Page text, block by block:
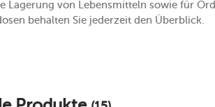
Lagerung von Lebensmitteln sowie für
behalten Sie jederzeit den Überblick.